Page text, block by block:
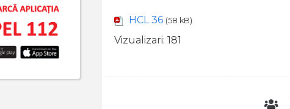
HCL 36 (58 kB)
Vizualizari: 181